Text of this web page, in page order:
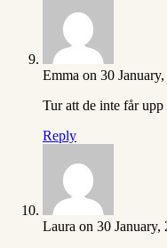
Emma on 30
Tur att de inte får upp
Reply
Laura on 30 January,